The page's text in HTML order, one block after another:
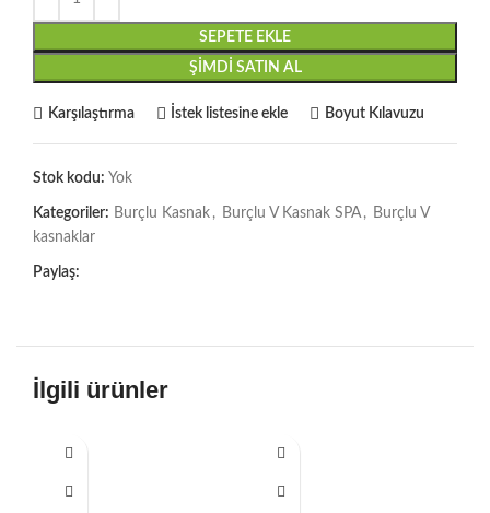
SEPETE EKLE
ŞIMDI SATIN AL
Karşılaştırma İstek listesine ekle Boyut Kılavuzu
Stok kodu: Yok
Kategoriler: Burçlu Kasnak , Burçlu V Kasnak SPA , Burçlu V
kasnaklar
Paylaş:
İlgili ürünler